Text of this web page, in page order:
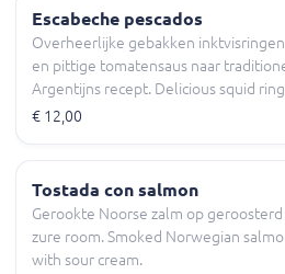
Escabeche pescados
Overheerlijke gebakken
en pittige tomatensaus naar
Argentijns recept. Delicious squid
and spicy tomato sauce in traditional
€ 12,00
Tostada con salmon
Gerookte Noorse zalm op
zure room. Smoked Norwegian
with sour cream.